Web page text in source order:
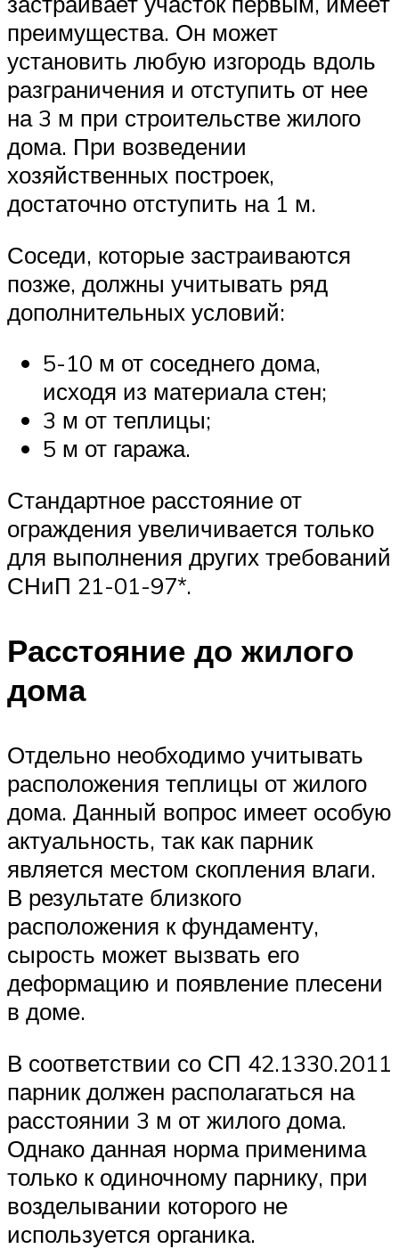
преимущества. Он может
установить любую изгородь вдоль
разграничения и отступить от нее
на 3 м при строительстве жилого
дома. При возведении
хозяйственных построек,
достаточно отступить на 1 м.
Соседи, которые застраиваются
позже, должны учитывать ряд
дополнительных условий:
5-10 м от соседнего дома,
исходя из материала стен;
3 м от теплицы;
5 м от гаража.
Стандартное расстояние от
ограждения увеличивается только
для выполнения других требований
СНиП 21-01-97*.
Расстояние до жилого
дома
Отдельно необходимо учитывать
расположения теплицы от жилого
дома. Данный вопрос имеет особую
актуальность, так как парник
является местом скопления влаги.
В результате близкого
расположения к фундаменту,
сырость может вызвать его
деформацию и появление плесени
в доме.
В соответствии со СП 42.1330.2011
парник должен располагаться на
расстоянии 3 м от жилого дома.
Однако данная норма применима
только к одиночному парнику, при
возделывании которого не
используется органика.